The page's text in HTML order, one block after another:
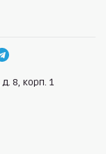
д. 8, корп. 1